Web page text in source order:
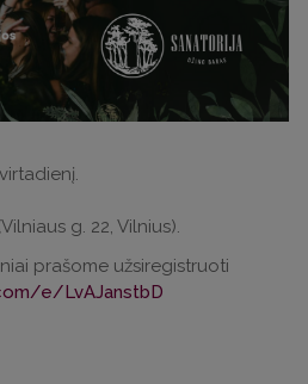
g. 22, Vilnius).
prašome užsiregistruoti
e/LvAJanstbD